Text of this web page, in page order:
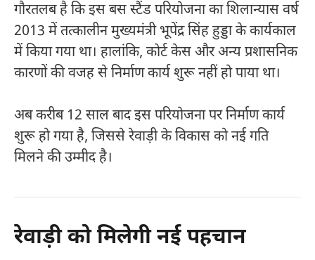
गौरतलब है कि इस बस स्टैंड परियोजना का शिलान्यास वर्ष
2013 में तत्कालीन मुख्यमंत्रीभूपेंद्र सिंह हुड्डाके कार्यकाल
में किया गया था। हालांकि, कोर्ट केस और अन्य प्रशासनिक
कारणों की वजह से निर्माण कार्य शुरू नहीं हो पाया था।
अब करीब 12 साल बाद इस परियोजना पर निर्माण कार्य
शुरू हो गया है, जिससे रेवाड़ी के विकास को नई गति
मिलने की उम्मीद है।
रेवाड़ी को मिलेगी नई पहचान